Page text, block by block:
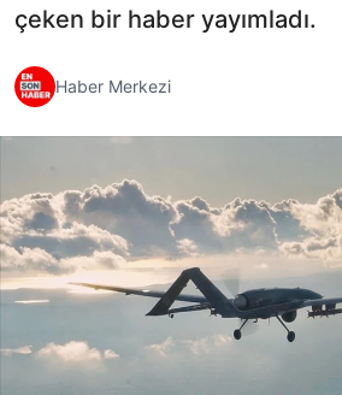
çeken bir haber yayımladı.
Haber Merkezi